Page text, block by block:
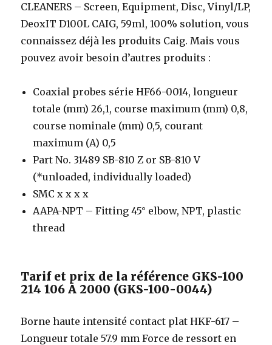
CLEANERS – Screen, Equipment, Disc, Vinyl/LP,
DeoxIT D100L CAIG, 59ml, 100% solution, vous
connaissez déjà les produits Caig. Mais vous
pouvez avoir besoin d’autres produits :
Coaxial probes série HF66-0014, longueur
totale (mm) 26,1, course maximum (mm) 0,8,
course nominale (mm) 0,5, courant
maximum (A) 0,5
Part No. 31489 SB-810 Z or SB-810 V
(*unloaded, individually loaded)
SMC x x x x
AAPA-NPT – Fitting 45° elbow, NPT, plastic
thread
Tarif et prix de la référence GKS-100
214 106 A 2000 (GKS-100-0044)
Borne haute intensité contact plat HKF-617 –
Longueur totale 57.9 mm Force de ressort en